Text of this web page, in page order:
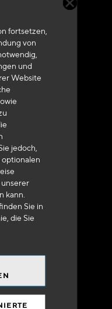
fortsetzen,
von
und
Website
jedoch,
optionalen
kann.
Sie in
die Sie
Drücken 1
72 Stunden in